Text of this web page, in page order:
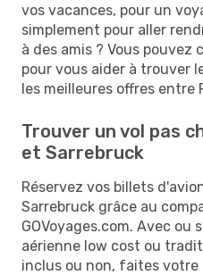
vos vacances, pour un
simplement pour aller
à des amis ? Vous pouvez
pour vous aider à trouver
les meilleures offres
Trouver un vol pas
et Sarrebruck
Réservez vos billets
Sarrebruck grâce au
GOVoyages.com. Avec ou
aérienne low cost ou
inclus ou non, faites votre